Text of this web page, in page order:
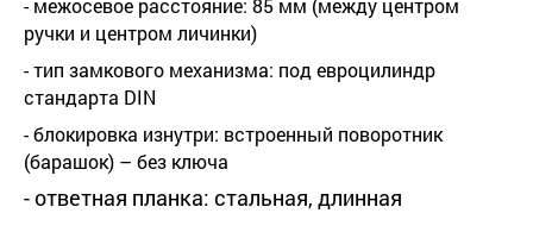
- межосевое расстояние: 85 мм (между центром
ручки и центром личинки)
- тип замкового механизма: под евроцилиндр
стандарта DIN
- блокировка изнутри: встроенный поворотник
(барашок) – без ключа
- ответная планка: стальная, длинная